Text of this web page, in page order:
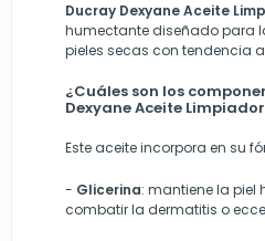
Ducray Dexyane Aceite
humectante diseñado para
pieles secas con tendencia
¿Cuáles son los
Dexyane Aceite
Este aceite incorpora en su
- Glicerina: mantiene la
combatir la dermatitis o